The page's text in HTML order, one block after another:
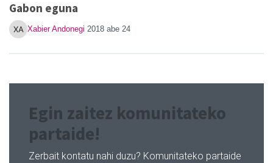
Gabon eguna
Xabier Andonegi 2018 abe 24
Egin zaitez komunitateko
partaide!
Zerbait kontatu nahi duzu? Komunitateko partaide